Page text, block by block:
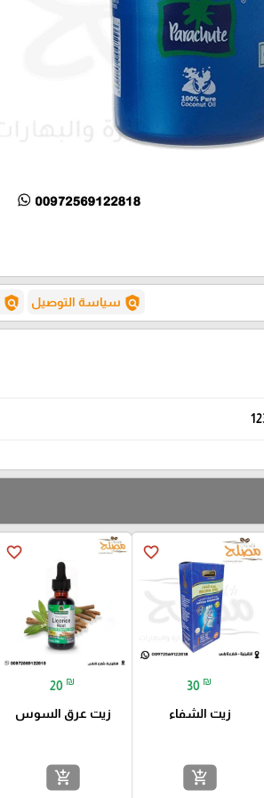
policy سياسة التوصيل policy
favorite_border
30 ₪
زيت الشفاء
add_shopping_cart
favorite_border
20 ₪
زيت عرق السوس
add_shopping_cart